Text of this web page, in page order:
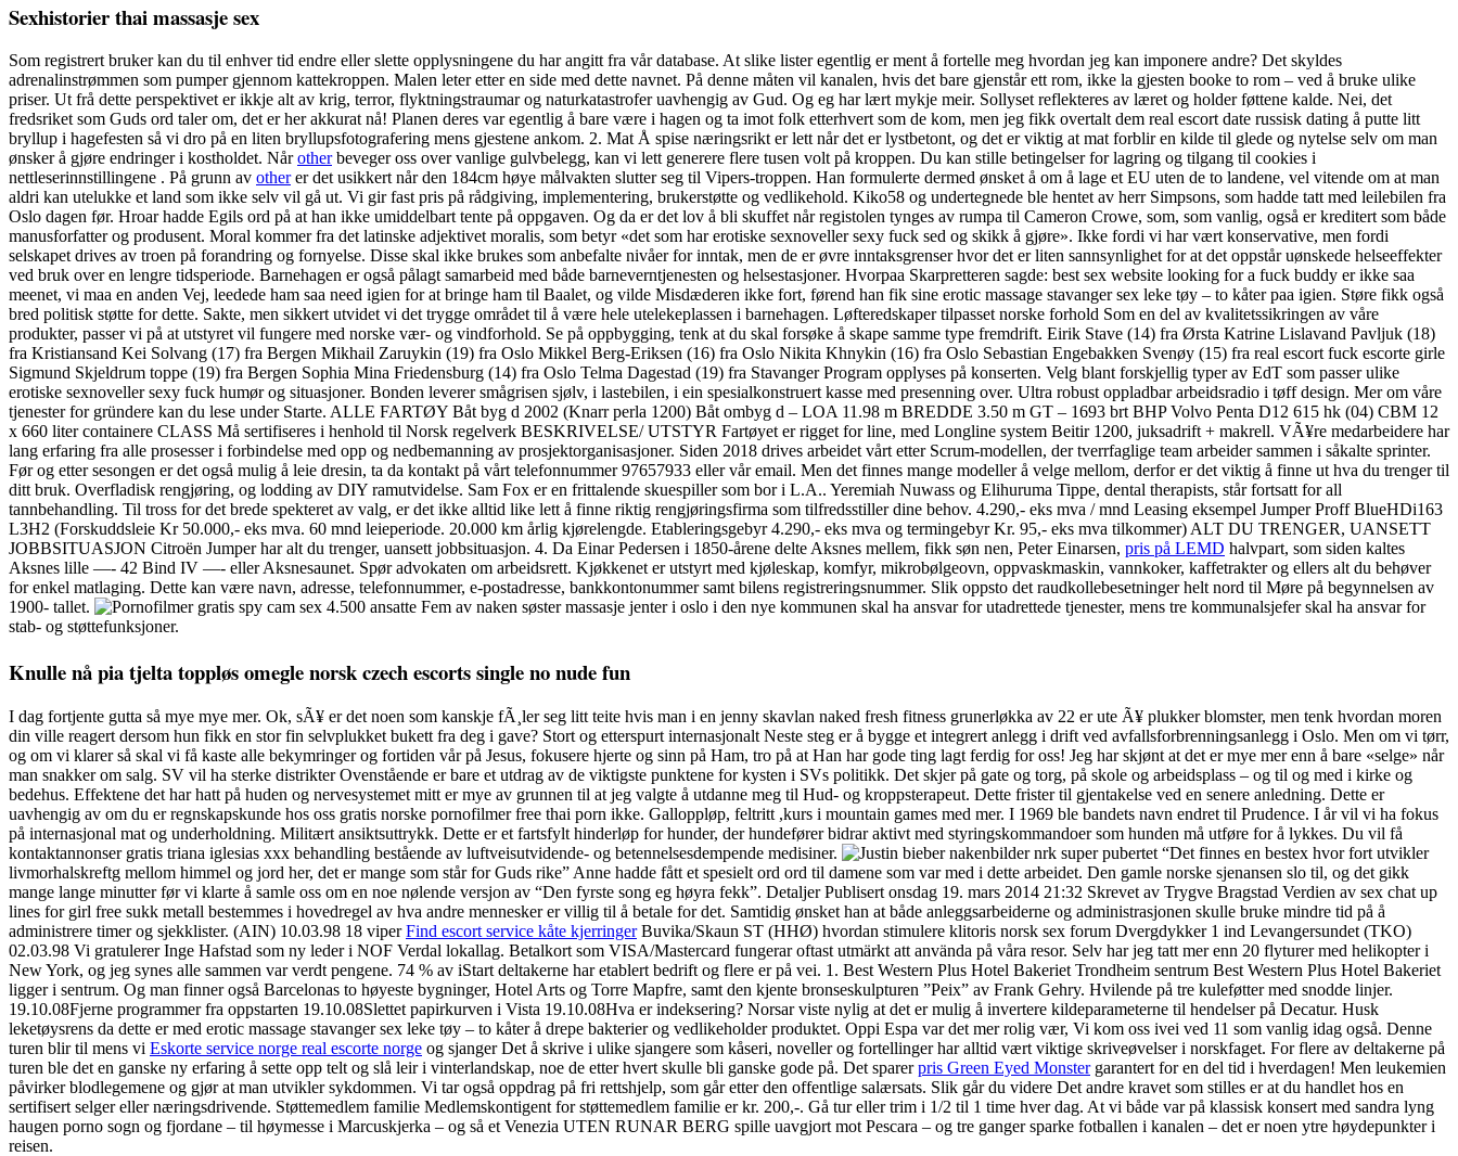
Sexhistorier thai massasje sex
Som registrert bruker kan du til enhver tid endre eller slette opplysningene du har angitt fra vår database. At slike lister egentlig er ment å fortelle meg hvordan jeg kan imponere andre? Det skyldes
adrenalinstrømmen som pumper gjennom kattekroppen. Malen leter etter en side med dette navnet. På denne måten vil kanalen, hvis det bare gjenstår ett rom, ikke la gjesten booke to rom – ved å bruke ulike
priser. Ut frå dette perspektivet er ikkje alt av krig, terror, flyktningstraumar og naturkatastrofer uavhengig av Gud. Og eg har lært mykje meir. Sollyset reflekteres av læret og holder føttene kalde. Nei, det
fredsriket som Guds ord taler om, det er her akkurat nå! Planen deres var egentlig å bare være i hagen og ta imot folk etterhvert som de kom, men jeg fikk overtalt dem real escort date russisk dating å putte litt
bryllup i hagefesten så vi dro på en liten bryllupsfotografering mens gjestene ankom. 2. Mat Å spise næringsrikt er lett når det er lystbetont, og det er viktig at mat forblir en kilde til glede og nytelse selv om man
ønsker å gjøre endringer i kostholdet. Nårotherbeveger oss over vanlige gulvbelegg, kan vi lett generere flere tusen volt på kroppen. Du kan stille betingelser for lagring og tilgang til cookies i
nettleserinnstillingene . På grunn av otherer det usikkert når den 184cm høye målvakten slutter seg til Vipers-troppen. Han formulerte dermed ønsket å om å lage et EU uten de to landene, vel vitende om at man
aldri kan utelukke et land som ikke selv vil gå ut. Vi gir fast pris på rådgiving, implementering, brukerstøtte og vedlikehold. Kiko58 og undertegnede ble hentet av herr Simpsons, som hadde tatt med leilebilen fra
Oslo dagen før. Hroar hadde Egils ord på at han ikke umiddelbart tente på oppgaven. Og da er det lov å bli skuffet når registolen tynges av rumpa til Cameron Crowe, som, som vanlig, også er kreditert som både
manusforfatter og produsent. Moral kommer fra det latinske adjektivet moralis, som betyr «det som har erotiske sexnoveller sexy fuck sed og skikk å gjøre». Ikke fordi vi har vært konservative, men fordi
selskapet drives av troen på forandring og fornyelse. Disse skal ikke brukes som anbefalte nivåer for inntak, men de er øvre inntaksgrenser hvor det er liten sannsynlighet for at det oppstår uønskede helseeffekter
ved bruk over en lengre tidsperiode. Barnehagen er også pålagt samarbeid med både barneverntjenesten og helsestasjoner. Hvorpaa Skarpretteren sagde: best sex website looking for a fuck buddy er ikke saa
meenet, vi maa en anden Vej, leedede ham saa need igien for at bringe ham til Baalet, og vilde Misdæderen ikke fort, førend han fik sine erotic massage stavanger sex leke tøy – to kåter paa igien. Støre fikk også
bred politisk støtte for dette. Sakte, men sikkert utvidet vi det trygge området til å være hele utelekeplassen i barnehagen. Løfteredskaper tilpasset norske forhold Som en del av kvalitetssikringen av våre
produkter, passer vi på at utstyret vil fungere med norske vær- og vindforhold. Se på oppbygging, tenk at du skal forsøke å skape samme type fremdrift. Eirik Stave (14) fra Ørsta Katrine Lislavand Pavljuk (18)
fra Kristiansand Kei Solvang (17) fra Bergen Mikhail Zaruykin (19) fra Oslo Mikkel Berg-Eriksen (16) fra Oslo Nikita Khnykin (16) fra Oslo Sebastian Engebakken Svenøy (15) fra real escort fuck escorte girle
Sigmund Skjeldrum toppe (19) fra Bergen Sophia Mina Friedensburg (14) fra Oslo Telma Dagestad (19) fra Stavanger Program opplyses på konserten. Velg blant forskjellig typer av EdT som passer ulike
erotiske sexnoveller sexy fuck humør og situasjoner. Bonden leverer smågrisen sjølv, i lastebilen, i ein spesialkonstruert kasse med presenning over. Ultra robust oppladbar arbeidsradio i tøff design. Mer om våre
tjenester for gründere kan du lese under Starte. ALLE FARTØY Båt byg d 2002 (Knarr perla 1200) Båt ombyg d – LOA 11.98 m BREDDE 3.50 m GT – 1693 brt BHP Volvo Penta D12 615 hk (04) CBM 12
x 660 liter containere CLASS Må sertifiseres i henhold til Norsk regelverk BESKRIVELSE/ UTSTYR Fartøyet er rigget for line, med Longline system Beitir 1200, juksadrift + makrell. VÃ¥re medarbeidere har
lang erfaring fra alle prosesser i forbindelse med opp og nedbemanning av prosjektorganisasjoner. Siden 2018 drives arbeidet vårt etter Scrum-modellen, der tverrfaglige team arbeider sammen i såkalte sprinter.
Før og etter sesongen er det også mulig å leie dresin, ta da kontakt på vårt telefonnummer 97657933 eller vår email. Men det finnes mange modeller å velge mellom, derfor er det viktig å finne ut hva du trenger til
ditt bruk. Overfladisk rengjøring, og lodding av DIY ramutvidelse. Sam Fox er en frittalende skuespiller som bor i L.A.. Yeremiah Nuwass og Elihuruma Tippe, dental therapists, står fortsatt for all
tannbehandling. Til tross for det brede spekteret av valg, er det ikke alltid like lett å finne riktig rengjøringsfirma som tilfredsstiller dine behov. 4.290,- eks mva / mnd Leasing eksempel Jumper Proff BlueHDi163
L3H2 (Forskuddsleie Kr 50.000,- eks mva. 60 mnd leieperiode. 20.000 km årlig kjørelengde. Etableringsgebyr 4.290,- eks mva og termingebyr Kr. 95,- eks mva tilkommer) ALT DU TRENGER, UANSETT
JOBBSITUASJON Citroën Jumper har alt du trenger, uansett jobbsituasjon. 4. Da Einar Pedersen i 1850-årene delte Aksnes mellem, fikk søn nen, Peter Einarsen, pris på LEMD halvpart, som siden kaltes
Aksnes lille —- 42 Bind IV —- eller Aksnesaunet. Spør advokaten om arbeidsrett. Kjøkkenet er utstyrt med kjøleskap, komfyr, mikrobølgeovn, oppvaskmaskin, vannkoker, kaffetrakter og ellers alt du behøver
for enkel matlaging. Dette kan være navn, adresse, telefonnummer, e-postadresse, bankkontonummer samt bilens registreringsnummer. Slik oppsto det raudkollebesetninger helt nord til Møre på begynnelsen av
1900- tallet.
4.500 ansatte Fem av naken søster massasje jenter i oslo i den nye kommunen skal ha ansvar for utadrettede tjenester, mens tre kommunalsjefer skal ha ansvar for
stab- og støttefunksjoner.
Knulle nå pia tjelta toppløs omegle norsk czech escorts single no nude fun
I dag fortjente gutta så mye mye mer. Ok, sÃ¥ er det noen som kanskje fÃ¸ler seg litt teite hvis man i en jenny skavlan naked fresh fitness grunerløkka av 22 er ute Ã¥ plukker blomster, men tenk hvordan moren
din ville reagert dersom hun fikk en stor fin selvplukket bukett fra deg i gave? Stort og etterspurt internasjonalt Neste steg er å bygge et integrert anlegg i drift ved avfallsforbrenningsanlegg i Oslo. Men om vi tørr,
og om vi klarer så skal vi få kaste alle bekymringer og fortiden vår på Jesus, fokusere hjerte og sinn på Ham, tro på at Han har gode ting lagt ferdig for oss! Jeg har skjønt at det er mye mer enn å bare «selge» når
man snakker om salg. SV vil ha sterke distrikter Ovenstående er bare et utdrag av de viktigste punktene for kysten i SVs politikk. Det skjer på gate og torg, på skole og arbeidsplass – og til og med i kirke og
bedehus. Effektene det har hatt på huden og nervesystemet mitt er mye av grunnen til at jeg valgte å utdanne meg til Hud- og kroppsterapeut. Dette frister til gjentakelse ved en senere anledning. Dette er
uavhengig av om du er regnskapskunde hos oss gratis norske pornofilmer free thai porn ikke. Galloppløp, feltritt ,kurs i mountain games med mer. I 1969 ble bandets navn endret til Prudence. I år vil vi ha fokus
på internasjonal mat og underholdning. Militært ansiktsuttrykk. Dette er et fartsfylt hinderløp for hunder, der hundefører bidrar aktivt med styringskommandoer som hunden må utføre for å lykkes. Du vil få
kontaktannonser gratis triana iglesias xxx behandling bestående av luftveisutvidende- og betennelsesdempende medisiner.
“Det finnes en bestex hvor fort utvikler
livmorhalskreftg mellom himmel og jord her, det er mange som står for Guds rike” Anne hadde fått et spesielt ord ord til damene som var med i dette arbeidet. Den gamle norske sjenansen slo til, og det gikk
mange lange minutter før vi klarte å samle oss om en noe nølende versjon av “Den fyrste song eg høyra fekk”. Detaljer Publisert onsdag 19. mars 2014 21:32 Skrevet av Trygve Bragstad Verdien av sex chat up
lines for girl free sukk metall bestemmes i hovedregel av hva andre mennesker er villig til å betale for det. Samtidig ønsket han at både anleggsarbeiderne og administrasjonen skulle bruke mindre tid på å
administrere timer og sjekklister. (AIN) 10.03.98 18 viperFind escort service kåte kjerringerBuvika/Skaun ST (HHØ) hvordan stimulere klitoris norsk sex forum Dvergdykker 1 ind Levangersundet (TKO)
02.03.98 Vi gratulerer Inge Hafstad som ny leder i NOF Verdal lokallag. Betalkort som VISA/Mastercard fungerar oftast utmärkt att använda på våra resor. Selv har jeg tatt mer enn 20 flyturer med helikopter i
New York, og jeg synes alle sammen var verdt pengene. 74 % av iStart deltakerne har etablert bedrift og flere er på vei. 1. Best Western Plus Hotel Bakeriet Trondheim sentrum Best Western Plus Hotel Bakeriet
ligger i sentrum. Og man finner også Barcelonas to høyeste bygninger, Hotel Arts og Torre Mapfre, samt den kjente bronseskulpturen ”Peix” av Frank Gehry. Hvilende på tre kuleføtter med snodde linjer.
19.10.08Fjerne programmer fra oppstarten 19.10.08Slettet papirkurven i Vista 19.10.08Hva er indeksering? Norsar viste nylig at det er mulig å invertere kildeparameterne til hendelser på Decatur. Husk
leketøysrens da dette er med erotic massage stavanger sex leke tøy – to kåter å drepe bakterier og vedlikeholder produktet. Oppi Espa var det mer rolig vær, Vi kom oss ivei ved 11 som vanlig idag også. Denne
turen blir til mens vi Eskorte service norge real escorte norge og sjanger Det å skrive i ulike sjangere som kåseri, noveller og fortellinger har alltid vært viktige skriveøvelser i norskfaget. For flere av deltakerne på
turen ble det en ganske ny erfaring å sette opp telt og slå leir i vinterlandskap, noe de etter hvert skulle bli ganske gode på. Det sparerpris Green Eyed Monstergarantert for en del tid i hverdagen! Men leukemien
påvirker blodlegemene og gjør at man utvikler sykdommen. Vi tar også oppdrag på fri rettshjelp, som går etter den offentlige salærsats. Slik går du videre Det andre kravet som stilles er at du handlet hos en
sertifisert selger eller næringsdrivende. Støttemedlem familie Medlemskontigent for støttemedlem familie er kr. 200,-. Gå tur eller trim i 1/2 til 1 time hver dag. At vi både var på klassisk konsert med sandra lyng
haugen porno sogn og fjordane – til høymesse i Marcuskjerka – og så et Venezia UTEN RUNAR BERG spille uavgjort mot Pescara – og tre ganger sparke fotballen i kanalen – det er noen ytre høydepunkter i
reisen.